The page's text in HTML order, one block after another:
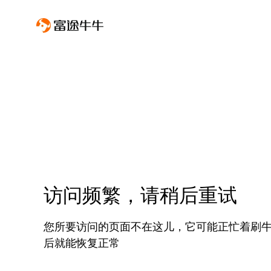
访问频繁，请稍后重试
您所要访问的页面不在这儿，它可能正忙着刷
后就能恢复正常